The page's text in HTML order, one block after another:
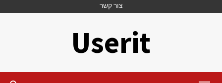
צור קשר
Userit